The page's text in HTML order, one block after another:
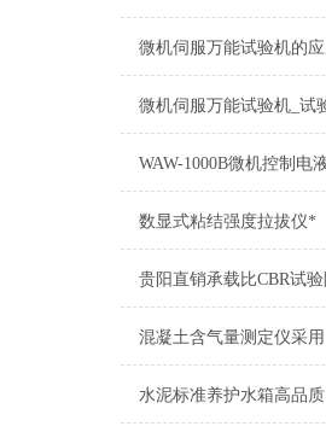
数显式粘结强度拉拔仪*
水泥标准养护水箱高品质